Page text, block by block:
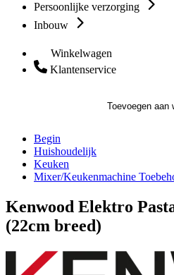
Persoonlijke verzorging
Inbouw
Winkelwagen
Klantenservice
Toevoegen aan
Begin
Huishoudelijk
Keuken
Mixer/Keukenmachine
Kenwood Elektro
(22cm breed)